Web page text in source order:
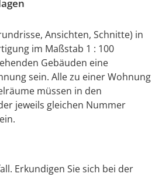
Ansichten, Schnitte) in
im Maßstab 1 : 100
Gebäuden eine
sein. Alle zu einer Wohnung
müssen in den
jeweils gleichen Nummer
Erkundigen Sie sich bei der